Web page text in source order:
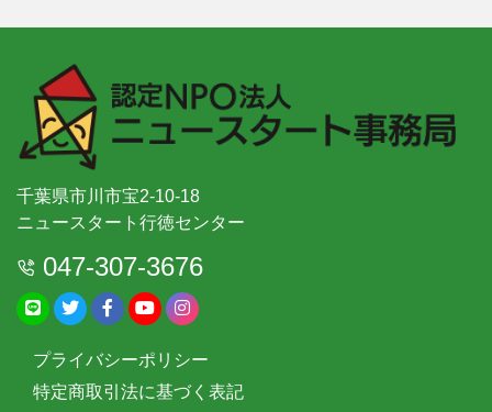
千葉県市川市宝2-10-18
ニュースタート行徳センター
047-307-3676
プライバシーポリシー
特定商取引法に基づく表記